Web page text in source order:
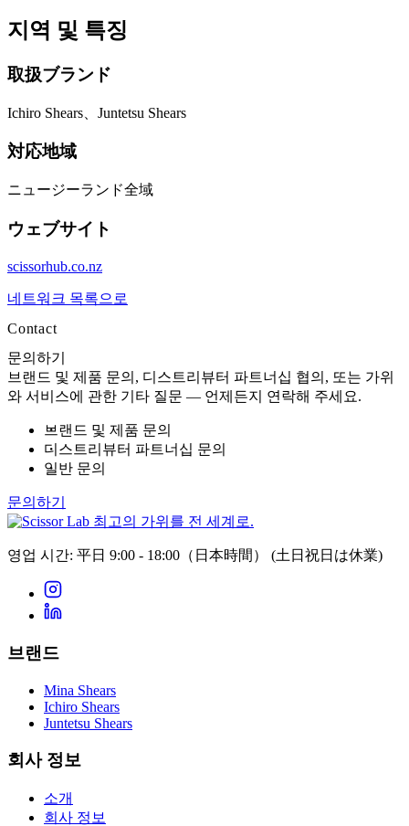
지역 및 특징
取扱ブランド
Ichiro Shears、Juntetsu Shears
対応地域
ニュージーランド全域
ウェブサイト
scissorhub.co.nz
네트워크 목록으로
Contact
문의하기
브랜드 및 제품 문의, 디스트리뷰터 파트너십 협의, 또는 가위
와 서비스에 관한 기타 질문 — 언제든지 연락해 주세요.
브랜드 및 제품 문의
디스트리뷰터 파트너십 문의
일반 문의
문의하기
최고의 가위를 전 세계로.
영업 시간: 平日 9:00 - 18:00（日本時間） (土日祝日は休業)
브랜드
Mina Shears
Ichiro Shears
Juntetsu Shears
회사 정보
소개
회사 정보